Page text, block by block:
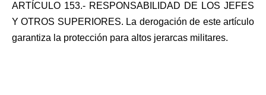
ARTÍCULO 153.- RESPONSABILIDAD DE LOS JEFES
Y OTROS SUPERIORES. La derogación de este artículo
garantiza la protección para altos jerarcas militares.